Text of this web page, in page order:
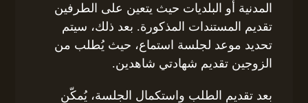
المدنية أو البلديات حيث يتعين على الطرفين
تقديم المستندات المذكورة. بعد ذلك، سيتم
تحديد موعد لجلسة استماع، حيث يُطلب من
الزوجين تقديم شهادتي شاهدين.
بعد تقديم الطلب واستكمال الجلسة، يُمكّن